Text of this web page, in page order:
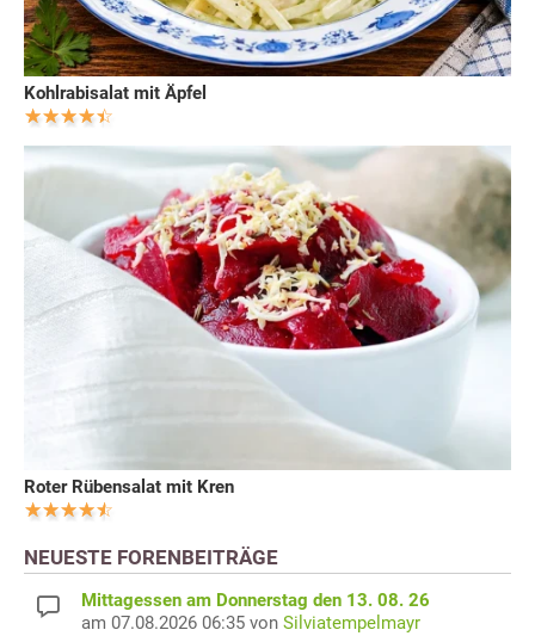
Kohlrabisalat mit Äpfel
Roter Rübensalat mit Kren
NEUESTE FORENBEITRÄGE
Mittagessen am Donnerstag den 13. 08. 26
am 07.08.2026 06:35 von Silviatempelmayr